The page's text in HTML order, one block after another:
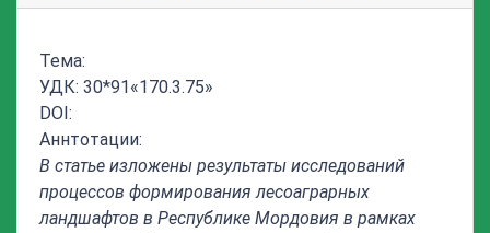
Тема:
УДК: 30*91«170.3.75»
DOI:
Аннтотации:
В статье изложены результаты исследований
процессов формирования лесоаграрных
ландшафтов в Республике Мордовия в рамках